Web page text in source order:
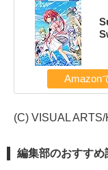
Amazon
(C) VISUAL ARTS/
編集部のおすすめ